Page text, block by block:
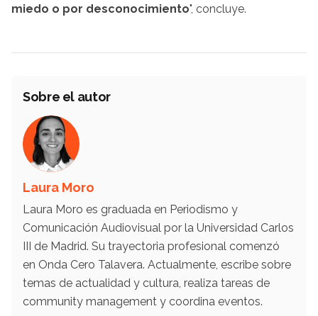
miedo o por desconocimiento", concluye.
Sobre el autor
Laura Moro
Laura Moro es graduada en Periodismo y
Comunicación Audiovisual por la Universidad Carlos
III de Madrid. Su trayectoria profesional comenzó
en Onda Cero Talavera. Actualmente, escribe sobre
temas de actualidad y cultura, realiza tareas de
community management y coordina eventos.